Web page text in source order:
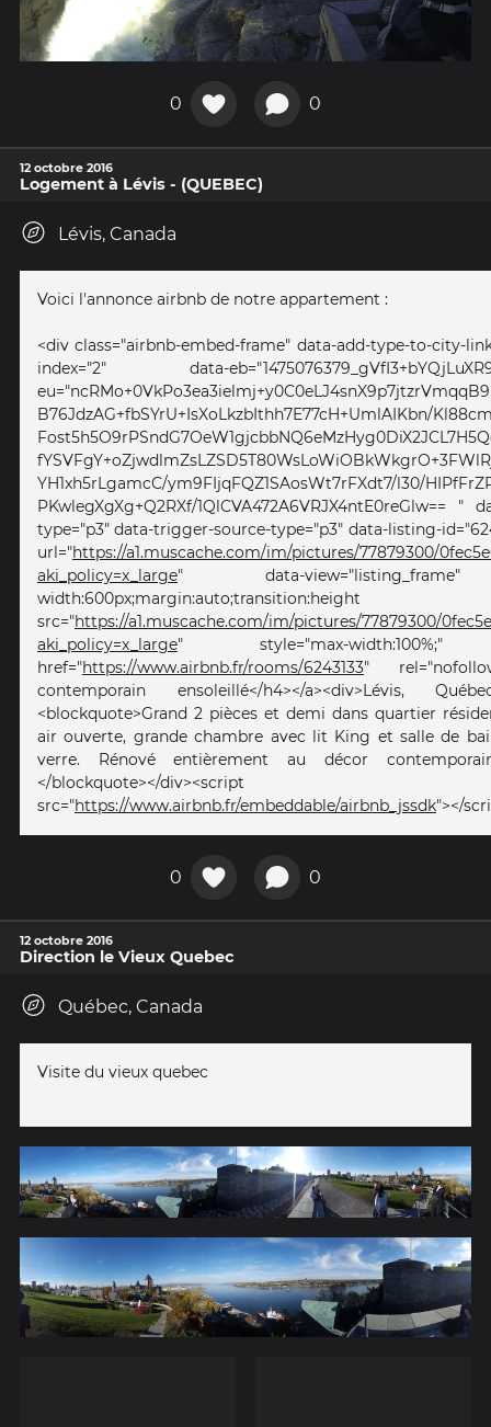
0 0
12 octobre 2016
Logement à Lévis - (QUEBEC)
Lévis, Canada
Voici l'annonce airbnb de notre appartement :
<div class="airbnb-embed-frame" data-add-type-to-city-
index="2" data-
B76JdzAG+fbSYrU+IsXoLkzbIthh7E77cH+UmlAIKbn/
YH1xh5rLgamcC/ym9FIjqFQZ1SAosWt7rFXdt7/l30/
PKwlegXgXg+Q2RXf/1QlCVA472A6VRJX4ntE0reGlw== "
type="p3" data-trigger-source-type="p3" data-listing-
url="https://a1.muscache.com/im/pictures/77879300/
aki_policy=x_large" data-
src="https://a1.muscache.com/im/pictures/77879300/
aki_policy=x_large" style="max-width:100%;"
href="https://www.airbnb.fr/rooms/6243133"
contemporain ensoleillé</h4></a><div>Lévis,
<blockquote>Grand 2 pièces et demi dans quartier
air ouverte, grande chambre avec lit King et salle de
verre. Rénové entièrement au décor
</blockquote></div><script
src="https://www.airbnb.fr/embeddable/airbnb_jssdk"></
0 0
12 octobre 2016
Direction le Vieux Quebec
Québec, Canada
Visite du vieux quebec